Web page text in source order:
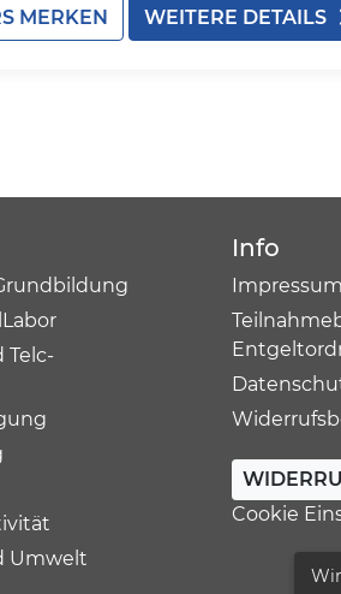
MERKEN
WEITERE DETAILS
Telc-
Umwelt
Info
Impressum
Cookie